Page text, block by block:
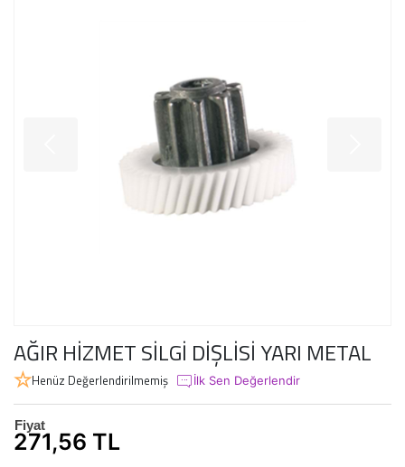
AĞIR HİZMET SİLGİ DİŞLİSİ YARI METAL
Henüz Değerlendirilmemiş İlk Sen Değerlendir
Fiyat
271,56 TL